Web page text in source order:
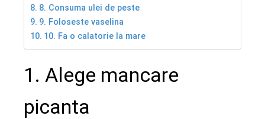
8. Consuma ulei de peste
9. Foloseste vaselina
10. Fa o calatorie la mare
1. Alege mancare
picanta